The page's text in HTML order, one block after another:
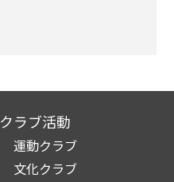
クラブ活動
運動クラブ
文化クラブ